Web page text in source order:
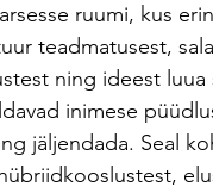
ruumi, kus
teadmatusest,
ning ideest
inimese
jäljendada. Seal